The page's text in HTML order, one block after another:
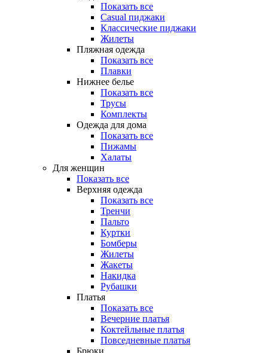
Показать все
Casual пиджаки
Классические пиджаки
Жилеты
Пляжная одежда
Показать все
Плавки
Нижнее белье
Показать все
Трусы
Комплекты
Одежда для дома
Показать все
Пижамы
Халаты
Для женщин
Показать все
Верхняя одежда
Показать все
Тренчи
Пальто
Куртки
Бомберы
Жилеты
Жакеты
Накидка
Рубашки
Платья
Показать все
Вечерние платья
Коктейльные платья
Повседневные платья
Брюки